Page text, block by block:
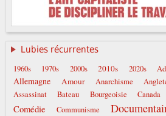
Lubies récurrentes
1960s 1970s 2000s 2010s 2020s
Allemagne Amour Anarchisme
Assassinat
Bateau Bourgeoisie Canada
Comédie Communisme